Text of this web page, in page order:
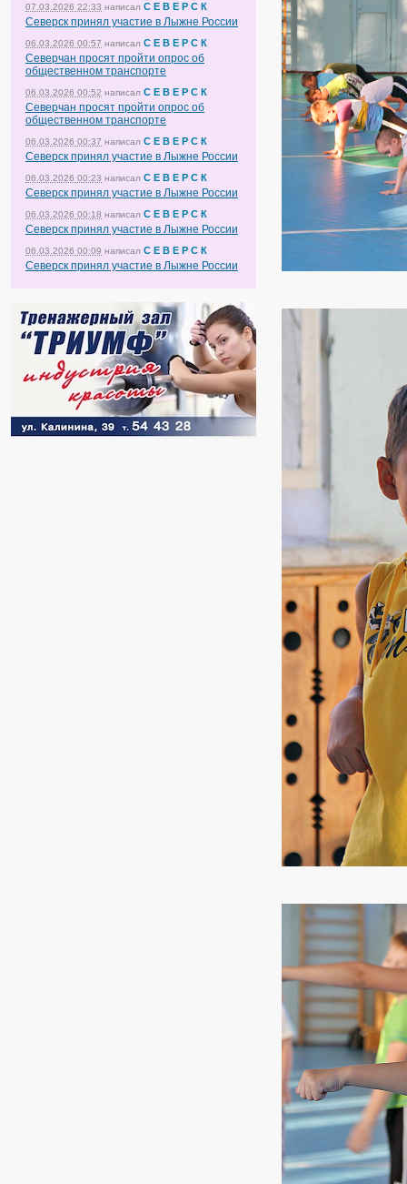
07.03.2026 22:33 написал С Е В Е Р С К
Северск принял участие в Лыжне России
06.03.2026 00:57 написал С Е В Е Р С К
Северчан просят пройти опрос об
общественном транспорте
06.03.2026 00:52 написал С Е В Е Р С К
Северчан просят пройти опрос об
общественном транспорте
06.03.2026 00:37 написал С Е В Е Р С К
Северск принял участие в Лыжне России
06.03.2026 00:23 написал С Е В Е Р С К
Северск принял участие в Лыжне России
06.03.2026 00:18 написал С Е В Е Р С К
Северск принял участие в Лыжне России
06.03.2026 00:09 написал С Е В Е Р С К
Северск принял участие в Лыжне России